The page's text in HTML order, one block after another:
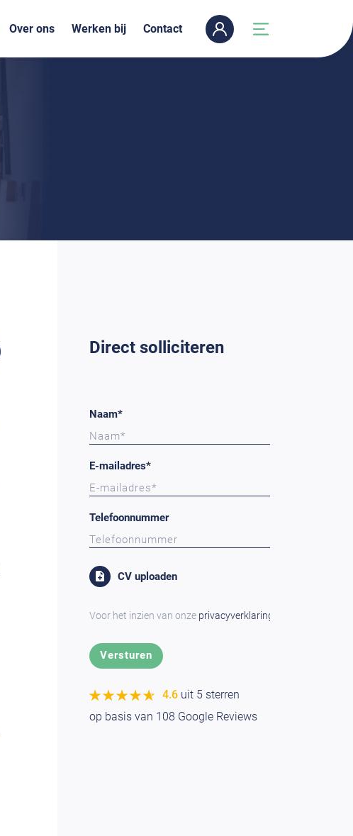
Over ons Werken bij Contact
Direct solliciteren
Naam*
E-mailadres*
Telefoonnummer
CV uploaden
Voor het inzien van onze privacyverklaring
★★★★★
★★★★★ 4.6 uit 5 sterren
op basis van 108 Google Reviews